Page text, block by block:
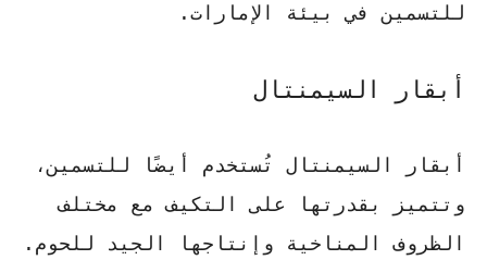
للتسمين في بيئة الإمارات.
أبقار السيمنتال
أبقار السيمنتال تُستخدم أيضًا للتسمين،
وتتميز بقدرتها على التكيف مع مختلف
الظروف المناخية وإنتاجها الجيد للحوم.